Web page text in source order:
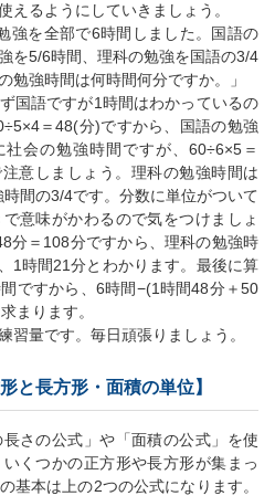
えるようにしていきましょう。
強を全部で6時間しました。国語の
を5/6時間、理科の勉強を国語の3/4
勉強時間は何時間何分ですか。」
国語ですが1時間はわかっているの
＝48(分)ですから、国語の勉強
会の勉強時間ですが、60÷6×5＝
意しましょう。理科の勉強時間は
間の3/4です。分数に単位がついて
意味がかわるので気をつけましょ
分＝108分ですから、理科の勉強時
1時間21分とわかります。最後に算
ですから、6時間−(1時間48分＋50
まります。
習量です。毎日頑張りましょう。
と長方形・面積の単位】
さの公式」や「面積の公式」を使
くつかの正方形や長方形が集まっ
基本は上の2つの公式になります。